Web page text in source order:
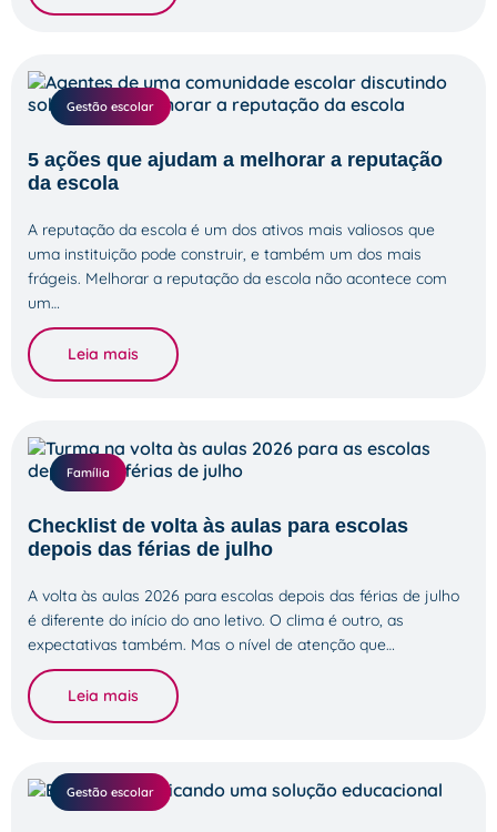
Gestão escolar
5 ações que ajudam a melhorar a reputação
da escola
A reputação da escola é um dos ativos mais valiosos que
uma instituição pode construir, e também um dos mais
frágeis. Melhorar a reputação da escola não acontece com
um…
Leia mais
Família
Checklist de volta às aulas para escolas
depois das férias de julho
A volta às aulas 2026 para escolas depois das férias de julho
é diferente do início do ano letivo. O clima é outro, as
expectativas também. Mas o nível de atenção que…
Leia mais
Gestão escolar